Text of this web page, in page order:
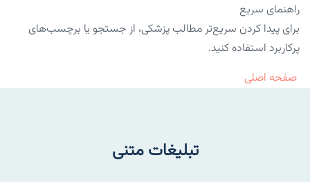
راهنمای سریع
برای پیدا کردن سریع‌تر مطالب پزشکی، از جستجو یا برچسب‌های
پرکاربرد استفاده کنید.
صفحه اصلی
تبلیغات متنی